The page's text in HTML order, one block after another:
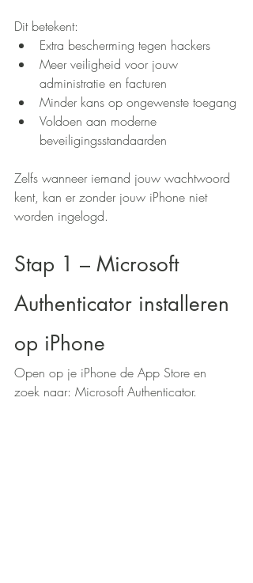
Dit betekent:
Extra bescherming tegen hackers
Meer veiligheid voor jouw
administratie en facturen
Minder kans op ongewenste toegang
Voldoen aan moderne
beveiligingsstandaarden
Zelfs wanneer iemand jouw wachtwoord
kent, kan er zonder jouw iPhone niet
worden ingelogd.
Stap 1 – Microsoft
Authenticator installeren
op iPhone
Open op je iPhone de App Store en
zoek naar: Microsoft Authenticator.